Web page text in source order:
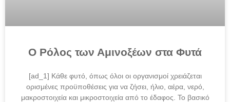
Ο Ρόλος των Αμινοξέων στα Φυτά
[ad_1] Κάθε φυτό, όπως όλοι οι οργανισμοί χρειάζεται
ορισμένες προϋποθέσεις για να ζήσει, ήλιο, αέρα, νερό,
μακροστοιχεία και μικροστοιχεία από το έδαφος. Το βασικό